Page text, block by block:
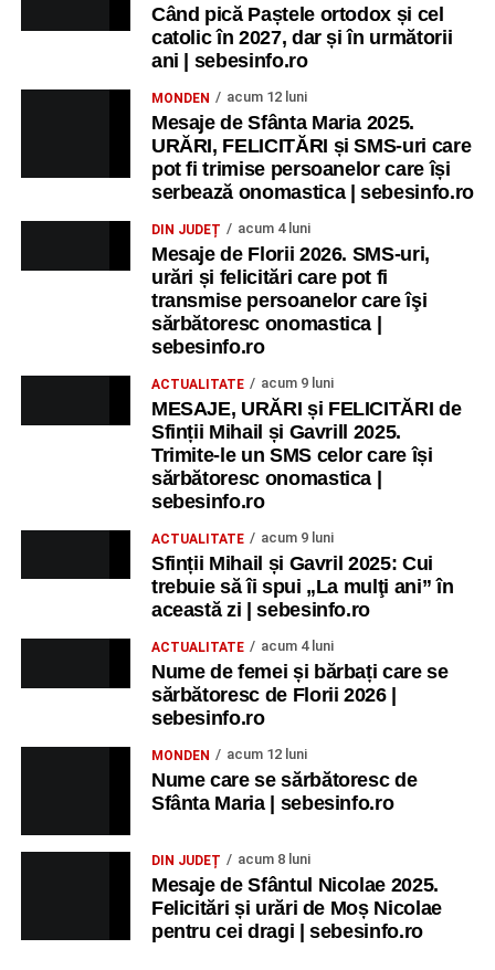
Când pică Paștele ortodox și cel
catolic în 2027, dar și în următorii
ani | sebesinfo.ro
MONDEN acum 12 luni
Mesaje de Sfânta Maria 2025.
URĂRI, FELICITĂRI și SMS-uri care
pot fi trimise persoanelor care își
serbează onomastica | sebesinfo.ro
DIN JUDEȚ acum 4 luni
Mesaje de Florii 2026. SMS-uri,
urări și felicitări care pot fi
transmise persoanelor care îşi
sărbătoresc onomastica |
sebesinfo.ro
ACTUALITATE acum 9 luni
MESAJE, URĂRI și FELICITĂRI de
Sfinții Mihail și Gavrill 2025.
Trimite-le un SMS celor care își
sărbătoresc onomastica |
sebesinfo.ro
ACTUALITATE acum 9 luni
Sfinții Mihail și Gavril 2025: Cui
trebuie să îi spui „La mulţi ani” în
această zi | sebesinfo.ro
ACTUALITATE acum 4 luni
Nume de femei și bărbați care se
sărbătoresc de Florii 2026 |
sebesinfo.ro
MONDEN acum 12 luni
Nume care se sărbătoresc de
Sfânta Maria | sebesinfo.ro
DIN JUDEȚ acum 8 luni
Mesaje de Sfântul Nicolae 2025.
Felicitări și urări de Moș Nicolae
pentru cei dragi | sebesinfo.ro